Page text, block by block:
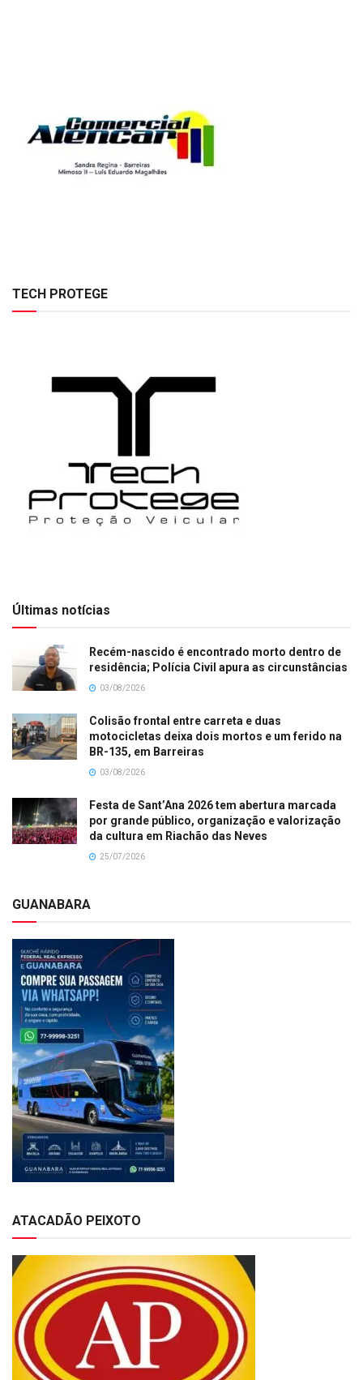
TECH PROTEGE
Últimas notícias
Recém-nascido é encontrado morto dentro de
residência; Polícia Civil apura as circunstâncias
03/08/2026
Colisão frontal entre carreta e duas
motocicletas deixa dois mortos e um ferido na
BR-135, em Barreiras
03/08/2026
Festa de Sant’Ana 2026 tem abertura marcada
por grande público, organização e valorização
da cultura em Riachão das Neves
25/07/2026
GUANABARA
ATACADÃO PEIXOTO